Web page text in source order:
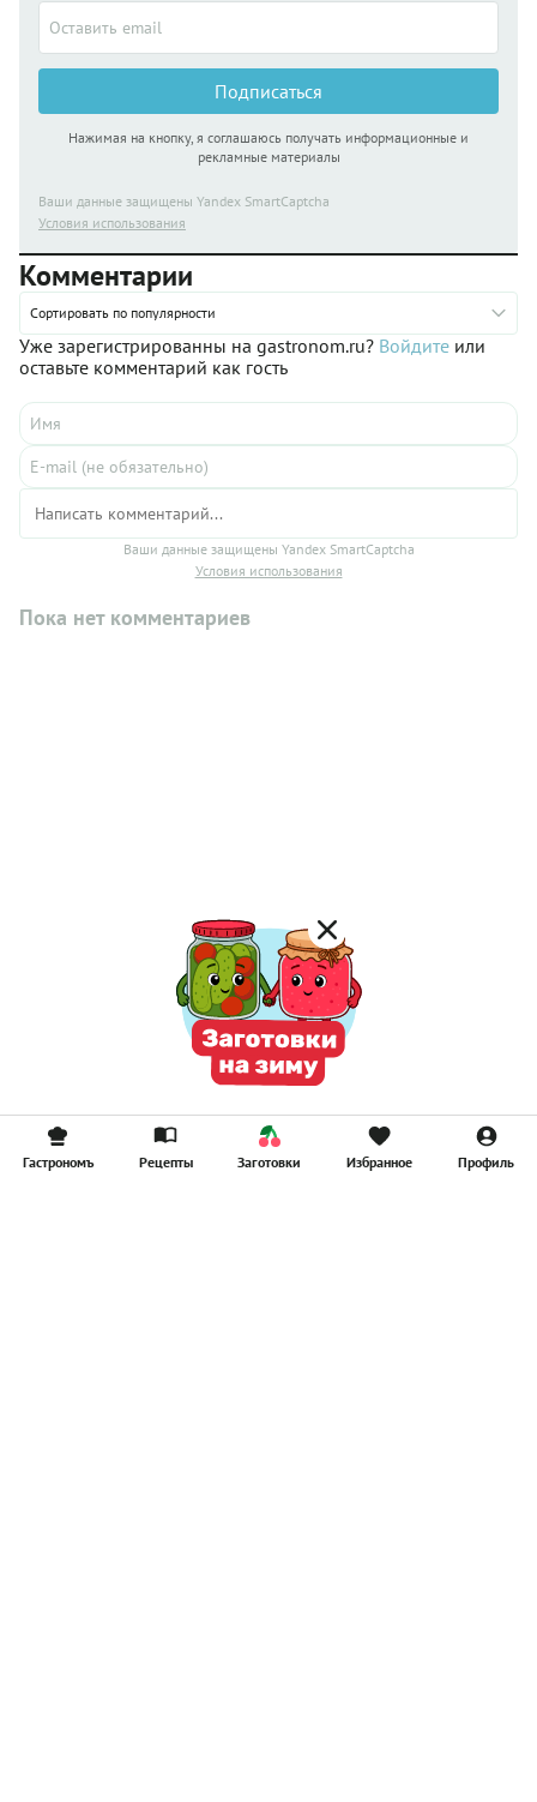
Подписаться
Нажимая на кнопку, я соглашаюсь получать информационные и
рекламные материалы
Ваши данные защищены Yandex SmartCaptcha
Условия использования
Комментарии
Сортировать по популярности
Уже зарегистрированны на gastronom.ru? Войдите или
оставьте комментарий как гость
Ваши данные защищены Yandex SmartCaptcha
Условия использования
Пока нет комментариев
Гастрономъ Рецепты Заготовки Избранное Профиль